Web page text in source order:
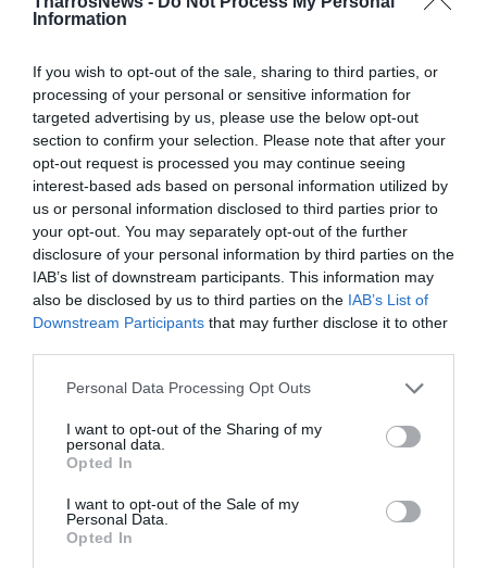
Information
If you wish to opt-out of the sale, sharing to third parties, or
processing of your personal or sensitive information for
targeted advertising by us, please use the below opt-out
section to confirm your selection. Please note that after your
opt-out request is processed you may continue seeing
interest-based ads based on personal information utilized by
us or personal information disclosed to third parties prior to
your opt-out. You may separately opt-out of the further
disclosure of your personal information by third parties on the
IAB’s list of downstream participants. This information may
also be disclosed by us to third parties on the IAB’s List of
Downstream Participants that may further disclose it to other
Personal Data Processing Opt Outs
I want to opt-out of the Sharing of my
personal data.
Opted In
I want to opt-out of the Sale of my
Personal Data.
Opted In